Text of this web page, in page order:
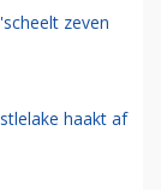
zeven
haakt af